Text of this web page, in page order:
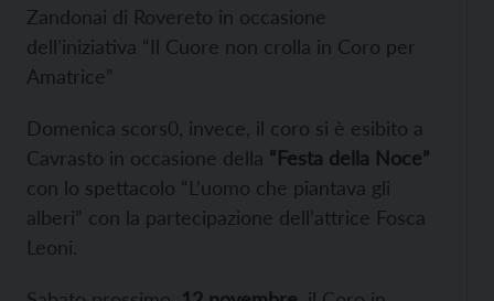
Zandonai di Rovereto in occasione
dell’iniziativa “Il Cuore non crolla in Coro per
Amatrice”
Domenica scors0, invece, il coro si è esibito a
Cavrasto in occasione della “Festa della Noce”
con lo spettacolo “L’uomo che piantava gli
alberi” con la partecipazione dell’attrice Fosca
Leoni.